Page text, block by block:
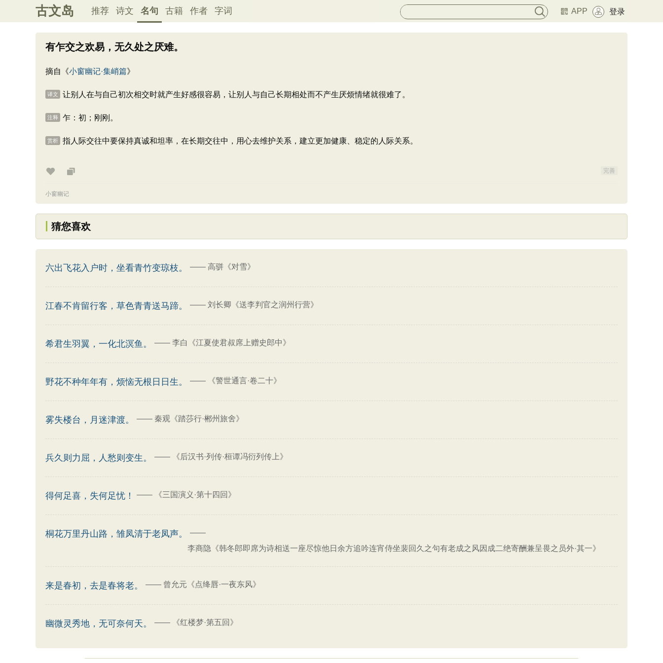
古文岛 推荐 诗文 名句 古籍 作者 字词 APP 登录
有乍交之欢易，无久处之厌难。
摘自《小窗幽记·集峭篇》
译文 让别人在与自己初次相交时就产生好感很容易，让别人与自己长期相处而不产生厌烦情绪就很难了。
注释 乍：初；刚刚。
赏析 指人际交往中要保持真诚和坦率，在长期交往中，用心去维护关系，建立更加健康、稳定的人际关系。
完善
小窗幽记
猜您喜欢
六出飞花入户时，坐看青竹变琼枝。 —— 高骈《对雪》
江春不肯留行客，草色青青送马蹄。 —— 刘长卿《送李判官之润州行营》
希君生羽翼，一化北溟鱼。 —— 李白《江夏使君叔席上赠史郎中》
野花不种年年有，烦恼无根日日生。 —— 《警世通言·卷二十》
雾失楼台，月迷津渡。 —— 秦观《踏莎行·郴州旅舍》
兵久则力屈，人愁则变生。 —— 《后汉书·列传·桓谭冯衍列传上》
得何足喜，失何足忧！ —— 《三国演义·第十四回》
桐花万里丹山路，雏凤清于老凤声。
——
李商隐《韩冬郎即席为诗相送一座尽惊他日余方追吟连宵侍坐裴回久之句有老成之风因成二绝寄酬兼呈畏之员外·其一》
来是春初，去是春将老。 —— 曾允元《点绛唇·一夜东风》
幽微灵秀地，无可奈何天。 —— 《红楼梦·第五回》